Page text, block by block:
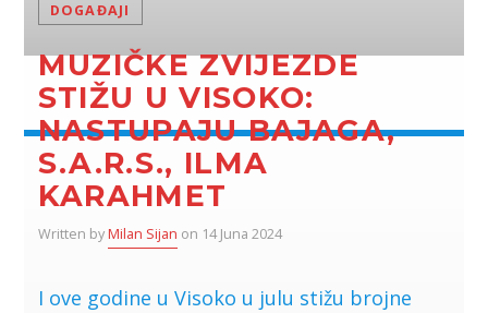
DOGAĐAJI
MUZIČKE ZVIJEZDE
STIŽU U VISOKO:
NASTUPAJU BAJAGA,
S.A.R.S., ILMA
KARAHMET
Written byMilan Sijan on 14 Juna 2024
I ove godine u Visoko u julu stižu brojne